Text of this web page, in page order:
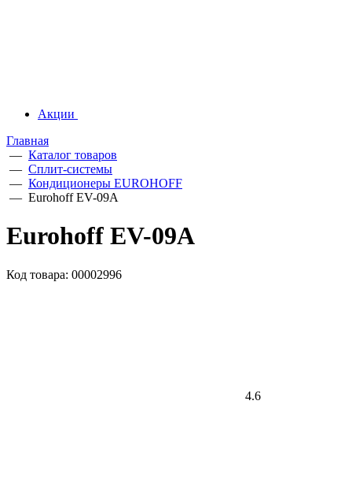
Акции
Главная
— Каталог товаров
— Сплит-системы
— Кондиционеры EUROHOFF
— Eurohoff EV-09A
Eurohoff EV-09A
Код товара: 00002996
4.6